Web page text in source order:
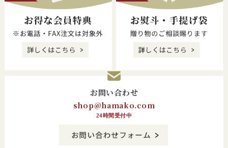
プライバシーポリシー 特定商取引に基づく表記 ログアウト
お問い合わせ
shop@hamako.com
24時間受付中